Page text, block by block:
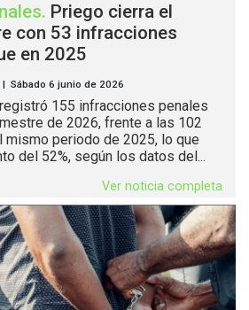
. Priego cierra el
con 53 infracciones
en 2025
Sábado 6 junio de 2026
155 infracciones penales
de 2026, frente a las 102
mismo periodo de 2025, lo que
del 52%, según los datos del...
Ver noticia completa